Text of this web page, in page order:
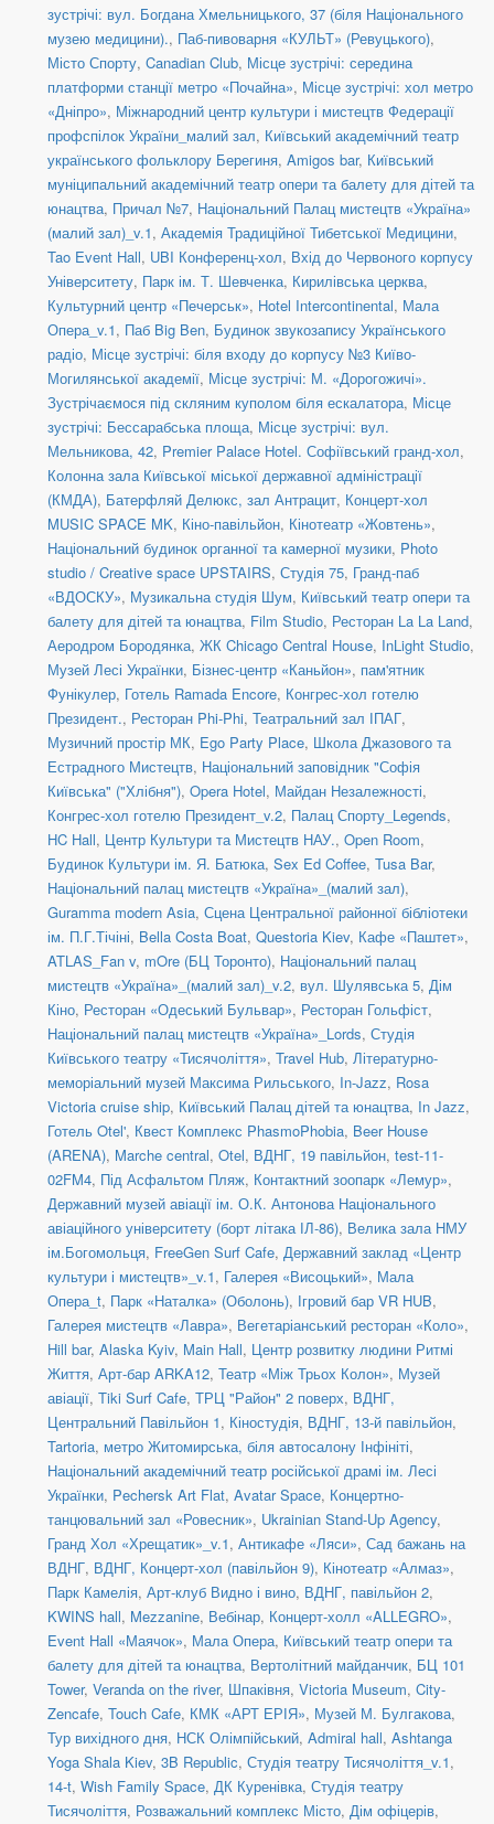
зустрічі: вул. Богдана Хмельницького, 37 (біля Національного
музею медицини)., Паб-пивоварня «КУЛЬТ» (Ревуцького),
Місто Спорту, Canadian Club, Місце зустрічі: середина
платформи станції метро «Почайна», Місце зустрічі: хол метро
«Дніпро», Міжнародний центр культури і мистецтв Федерації
профспілок України_малий зал, Київський академічний театр
українського фольклору Берегиня, Amigos bar, Київський
муніципальний академічний театр опери та балету для дітей та
юнацтва, Причал №7, Національний Палац мистецтв «Україна»
(малий зал)_v.1, Академія Традиційної Тибетської Медицини,
Tao Event Hall, UBI Конференц-хол, Вхід до Червоного корпусу
Університету, Парк ім. Т. Шевченка, Кирилівська церква,
Культурний центр «Печерськ», Hotel Intercontinental, Мала
Опера_v.1, Паб Big Ben, Будинок звукозапису Українського
радіо, Місце зустрічі: біля входу до корпусу №3 Київо-
Могилянської академії, Місце зустрічі: М. «Дорогожичі».
Зустрічаємося під скляним куполом біля ескалатора, Місце
зустрічі: Бессарабська площа, Місце зустрічі: вул.
Мельникова, 42, Premier Palace Hotel. Софіївський гранд-хол,
Колонна зала Київської міської державної адміністрації
(КМДА), Батерфляй Делюкс, зал Антрацит, Концерт-хол
MUSIC SPACE MK, Кіно-павільйон, Кінотеатр «Жовтень»,
Національний будинок органної та камерної музики, Photo
studio / Creative space UPSTAIRS, Студія 75, Гранд-паб
«ВДОСКУ», Музикальна студія Шум, Київський театр опери та
балету для дітей та юнацтва, Film Studio, Ресторан La La Land,
Аеродром Бородянка, ЖК Chicago Central House, InLight Studio,
Музей Лесі Українки, Бізнес-центр «Каньйон», пам'ятник
Фунікулер, Готель Ramada Encore, Конгрес-хол готелю
Президент., Ресторан Phi-Phi, Театральний зал ІПАГ,
Музичний простір МК, Ego Party Place, Школа Джазового та
Естрадного Мистецтв, Національний заповідник "Софія
Київська" ("Хлібня"), Opera Hotel, Майдан Незалежності,
Конгрес-хол готелю Президент_v.2, Палац Спорту_Legends,
HC Hall, Центр Культури та Мистецтв НАУ., Open Room,
Будинок Культури ім. Я. Батюка, Sex Ed Coffee, Tusa Bar,
Національний палац мистецтв «Україна»_(малий зал),
Guramma modern Asia, Сцена Центральної районної бібліотеки
ім. П.Г.Тічіні, Bella Costa Boat, Questoria Kiev, Кафе «Паштет»,
ATLAS_Fan v, mOre (БЦ Торонто), Національний палац
мистецтв «Україна»_(малий зал)_v.2, вул. Шулявська 5, Дім
Кіно, Ресторан «Одеський Бульвар», Ресторан Гольфіст,
Національний палац мистецтв «Україна»_Lords, Студія
Київського театру «Тисячоліття», Travel Hub, Літературно-
меморіальний музей Максима Рильського, In-Jazz, Rosa
Victoria cruise ship, Київський Палац дітей та юнацтва, In Jazz,
Готель Otel', Квест Комплекс PhasmoPhobia, Beer House
(ARENA), Marche central, Otel, ВДНГ, 19 павільйон, test-11-
02FM4, Під Асфальтом Пляж, Контактний зоопарк «Лемур»,
Державний музей авіації ім. О.К. Антонова Національного
авіаційного університету (борт літака ІЛ-86), Велика зала НМУ
ім.Богомольця, FreeGen Surf Cafe, Державний заклад «Центр
культури і мистецтв»_v.1, Галерея «Висоцький», Мала
Опера_t, Парк «Наталка» (Оболонь), Ігровий бар VR HUB,
Галерея мистецтв «Лавра», Вегетаріанський ресторан «Коло»,
Hill bar, Alaska Kyiv, Main Hall, Центр розвитку людини Ритмі
Життя, Арт-бар ARKA12, Театр «Між Трьох Колон», Музей
авіації, Tiki Surf Cafe, ТРЦ "Район" 2 поверх, ВДНГ,
Центральний Павільйон 1, Кіностудія, ВДНГ, 13-й павільйон,
Tartoria, метро Житомирська, біля автосалону Інфініті,
Національний академічний театр російської драмі ім. Лесі
Українки, Pechersk Art Flat, Avatar Space, Концертно-
танцювальний зал «Ровесник», Ukrainian Stand-Up Agency,
Гранд Хол «Хрещатик»_v.1, Антикафе «Ляси», Сад бажань на
ВДНГ, ВДНГ, Концерт-хол (павільйон 9), Кінотеатр «Алмаз»,
Парк Камелія, Арт-клуб Видно і вино, ВДНГ, павільйон 2,
KWINS hall, Mezzanine, Вебінар, Концерт-холл «ALLEGRO»,
Event Hall «Маячок», Мала Опера, Київський театр опери та
балету для дітей та юнацтва, Вертолітний майданчик, БЦ 101
Tower, Veranda on the river, Шпаківня, Victoria Museum, City-
Zencafe, Touch Cafe, КМК «АРТ ЕРІЯ», Музей М. Булгакова,
Тур вихідного дня, НСК Олімпійський, Admiral hall, Ashtanga
Yoga Shala Kiev, 3B Republic, Студія театру Тисячоліття_v.1,
14-t, Wish Family Space, ДК Куренівка, Студія театру
Тисячоліття, Розважальний комплекс Місто, Дім офіцерів,